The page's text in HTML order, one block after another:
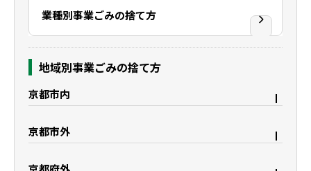
業種別事業ごみの捨て方
地域別事業ごみの捨て方
京都市内
京都市中京区
京都市下京区
京都市西京区
京都市外